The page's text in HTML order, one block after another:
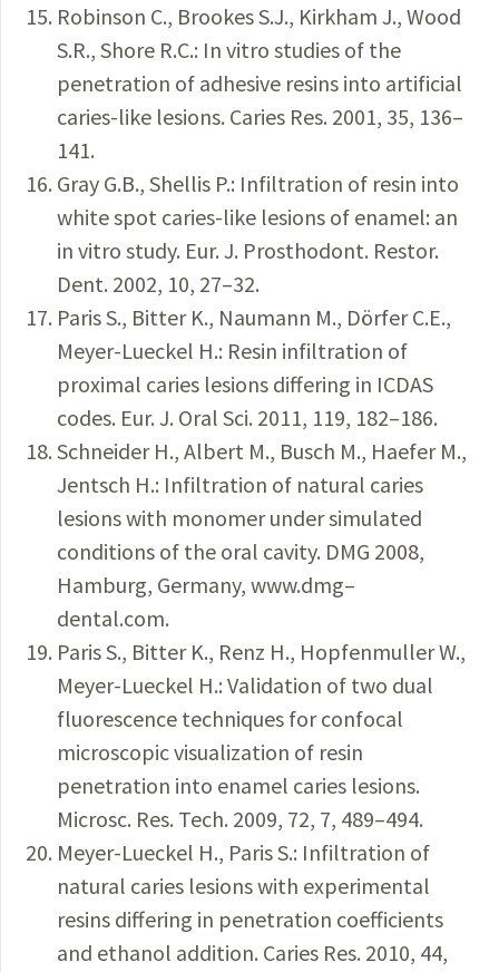
Robinson C., Brookes S.J., Kirkham J., Wood
S.R., Shore R.C.: In vitro studies of the
penetration of adhesive resins into artificial
caries-like lesions. Caries Res. 2001, 35, 136–
141.
Gray G.B., Shellis P.: Infiltration of resin into
white spot caries-like lesions of enamel: an
in vitro study. Eur. J. Prosthodont. Restor.
Dent. 2002, 10, 27–32.
Paris S., Bitter K., Naumann M., Dörfer C.E.,
Meyer-Lueckel H.: Resin infiltration of
proximal caries lesions differing in ICDAS
codes. Eur. J. Oral Sci. 2011, 119, 182–186.
Schneider H., Albert M., Busch M., Haefer M.,
Jentsch H.: Infiltration of natural caries
lesions with monomer under simulated
conditions of the oral cavity. DMG 2008,
Hamburg, Germany, www.dmg–
dental.com.
Paris S., Bitter K., Renz H., Hopfenmuller W.,
Meyer-Lueckel H.: Validation of two dual
fluorescence techniques for confocal
microscopic visualization of resin
penetration into enamel caries lesions.
Microsc. Res. Tech. 2009, 72, 7, 489–494.
Meyer-Lueckel H., Paris S.: Infiltration of
natural caries lesions with experimental
resins differing in penetration coefficients
and ethanol addition. Caries Res. 2010, 44,